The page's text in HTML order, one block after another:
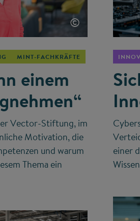
©
MINT-FACHKRÄFTE
einem
Vector-Stiftung, im
Motivation, die
und warum
Thema ein
einer